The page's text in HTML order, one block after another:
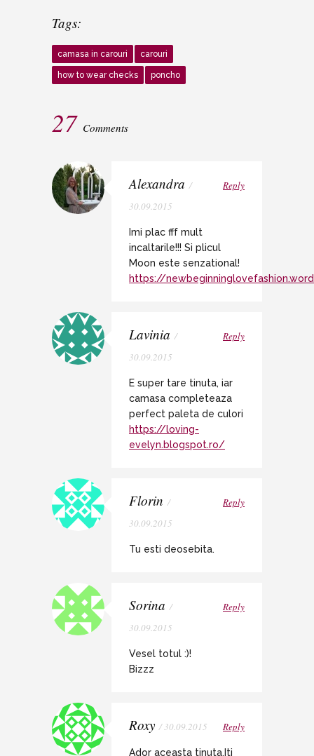
Tags:
camasa in carouri carouri
how to wear checks poncho
27 Comments
Alexandra /
30.09.2015
Reply
Imi plac fff mult
incaltarile!!! Si plicul
Moon este senzational!
https://
Lavinia /
30.09.2015
Reply
E super tare tinuta, iar
camasa completeaza
perfect paleta de culori
https://loving-
evelyn.blogspot.ro/
Florin /
30.09.2015
Reply
Tu esti deosebita.
Sorina /
30.09.2015
Reply
Vesel totul :)!
Bizzz
Roxy / 30.09.2015 Reply
Ador aceasta tinuta.Iti